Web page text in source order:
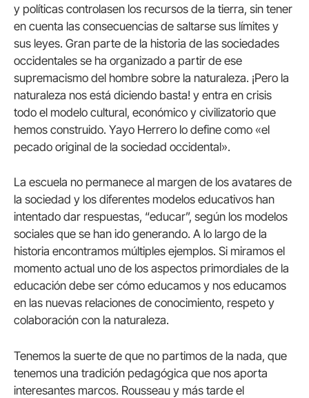
y políticas controlasen los recursos de la tierra, sin tener
en cuenta las consecuencias de saltarse sus límites y
sus leyes. Gran parte de la historia de las sociedades
occidentales se ha organizado a partir de ese
supremacismo del hombre sobre la naturaleza. ¡Pero la
naturaleza nos está diciendo basta! y entra en crisis
todo el modelo cultural, económico y civilizatorio que
hemos construido. Yayo Herrero lo define como «el
pecado original de la sociedad occidental».
La escuela no permanece al margen de los avatares de
la sociedad y los diferentes modelos educativos han
intentado dar respuestas, “educar”, según los modelos
sociales que se han ido generando. A lo largo de la
historia encontramos múltiples ejemplos. Si miramos el
momento actual uno de los aspectos primordiales de la
educación debe ser cómo educamos y nos educamos
en las nuevas relaciones de conocimiento, respeto y
colaboración con la naturaleza.
Tenemos la suerte de que no partimos de la nada, que
tenemos una tradición pedagógica que nos aporta
interesantes marcos. Rousseau y más tarde el